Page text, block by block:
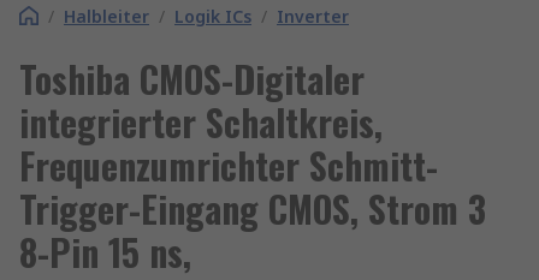
/ Halbleiter / Logik ICs / Inverter
Toshiba CMOS-Digitaler
integrierter Schaltkreis,
Frequenzumrichter Schmitt-
Trigger-Eingang CMOS, Strom 3
8-Pin 15 ns,